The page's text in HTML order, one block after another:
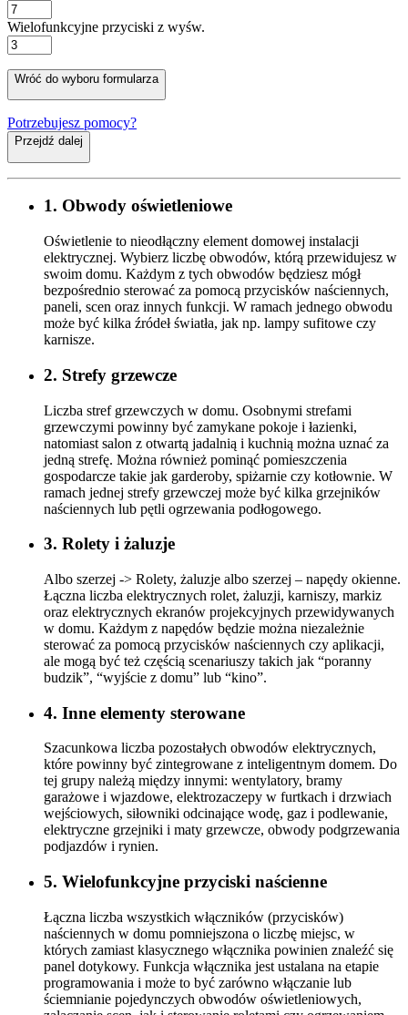
Wielofunkcyjne przyciski z wyśw.
Wróć do wyboru formularza
Potrzebujesz pomocy?
Przejdź dalej
1. Obwody oświetleniowe
Oświetlenie to nieodłączny element domowej instalacji
elektrycznej. Wybierz liczbę obwodów, którą przewidujesz w
swoim domu. Każdym z tych obwodów będziesz mógł
bezpośrednio sterować za pomocą przycisków naściennych,
paneli, scen oraz innych funkcji. W ramach jednego obwodu
może być kilka źródeł światła, jak np. lampy sufitowe czy
karnisze.
2. Strefy grzewcze
Liczba stref grzewczych w domu. Osobnymi strefami
grzewczymi powinny być zamykane pokoje i łazienki,
natomiast salon z otwartą jadalnią i kuchnią można uznać za
jedną strefę. Można również pominąć pomieszczenia
gospodarcze takie jak garderoby, spiżarnie czy kotłownie. W
ramach jednej strefy grzewczej może być kilka grzejników
naściennych lub pętli ogrzewania podłogowego.
3. Rolety i żaluzje
Albo szerzej -> Rolety, żaluzje albo szerzej – napędy okienne.
Łączna liczba elektrycznych rolet, żaluzji, karniszy, markiz
oraz elektrycznych ekranów projekcyjnych przewidywanych
w domu. Każdym z napędów będzie można niezależnie
sterować za pomocą przycisków naściennych czy aplikacji,
ale mogą być też częścią scenariuszy takich jak “poranny
budzik”, “wyjście z domu” lub “kino”.
4. Inne elementy sterowane
Szacunkowa liczba pozostałych obwodów elektrycznych,
które powinny być zintegrowane z inteligentnym domem. Do
tej grupy należą między innymi: wentylatory, bramy
garażowe i wjazdowe, elektrozaczepy w furtkach i drzwiach
wejściowych, siłowniki odcinające wodę, gaz i podlewanie,
elektryczne grzejniki i maty grzewcze, obwody podgrzewania
podjazdów i rynien.
5. Wielofunkcyjne przyciski naścienne
Łączna liczba wszystkich włączników (przycisków)
naściennych w domu pomniejszona o liczbę miejsc, w
których zamiast klasycznego włącznika powinien znaleźć się
panel dotykowy. Funkcja włącznika jest ustalana na etapie
programowania i może to być zarówno włączanie lub
ściemnianie pojedynczych obwodów oświetleniowych,